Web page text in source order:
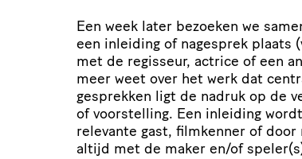
Een week later bezoeken we
een inleiding of nagesprek plaats
met de regisseur, actrice of een
meer weet over het werk dat
gesprekken ligt de nadruk op de
of voor­stel­ling. Een inleiding
relevante gast, filmkenner of
altijd met de maker en/​of